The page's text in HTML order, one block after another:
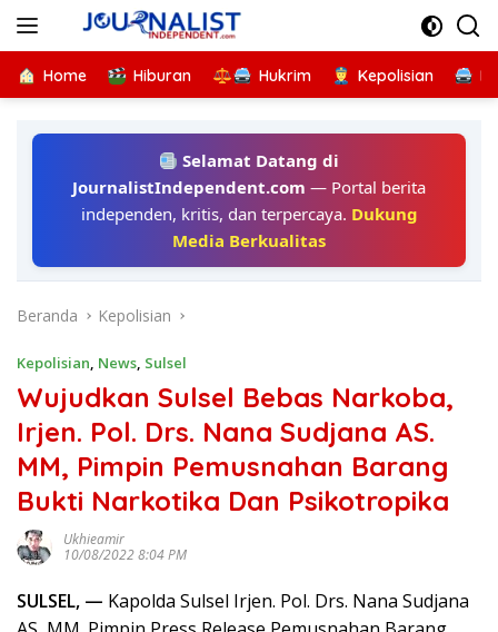
Home Hiburan Hukrim Kepolisian
Selamat Datang di
JournalistIndependent.com — Portal berita
independen, kritis, dan terpercaya. Dukung
Media Berkualitas
Beranda Kepolisian
Kepolisian, News, Sulsel
Wujudkan Sulsel Bebas Narkoba,
Irjen. Pol. Drs. Nana Sudjana AS.
MM, Pimpin Pemusnahan Barang
Bukti Narkotika Dan Psikotropika
Ukhieamir
10/08/2022 8:04 PM
SULSEL, — Kapolda Sulsel Irjen. Pol. Drs. Nana Sudjana